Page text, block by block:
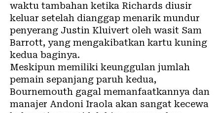
waktu tambahan ketika Richards diusir
keluar setelah dianggap menarik mundur
penyerang Justin Kluivert oleh wasit Sam
Barrott, yang mengakibatkan kartu kuning
kedua baginya.
Meskipun memiliki keunggulan jumlah
pemain sepanjang paruh kedua,
Bournemouth gagal memanfaatkannya dan
manajer Andoni Iraola akan sangat kecewa